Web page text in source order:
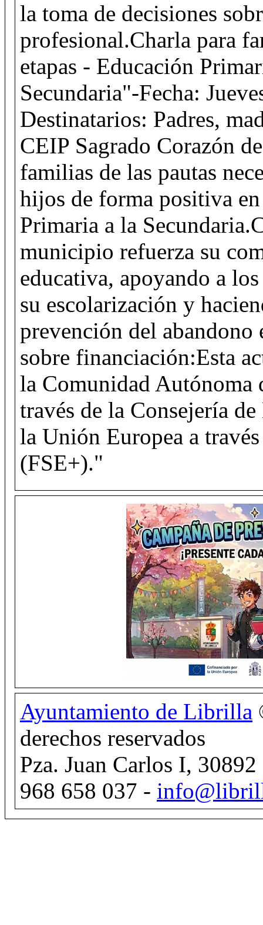
la toma de decisiones
profesional.Charla para
etapas - Educación
Secundaria"-Fecha:
Destinatarios: Padres,
CEIP Sagrado Corazón
familias de las pautas
hijos de forma positiva
Primaria a la
municipio refuerza su
educativa, apoyando a
su escolarización y
prevención del
sobre financiación:Esta
la Comunidad Autónoma
través de la Consejería
la Unión Europea a
(FSE+)."
Ayuntamiento de Librilla
derechos reservados
Pza. Juan Carlos I,
968 658 037 -